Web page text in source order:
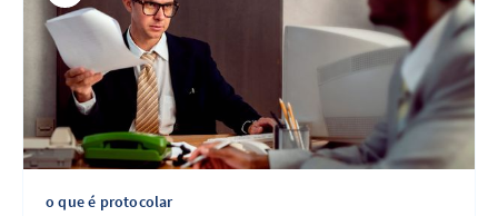
o que é protocolar